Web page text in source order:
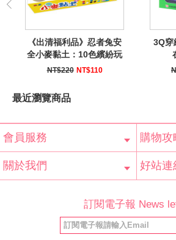
《出清福利品》忍者兔安
全小麥黏土：10色繽紛玩
樂組
NT$220 NT$110
3Q穿
最近瀏覽商品
會員服務
會員辨法
客服信箱
隱私條款
網站導覽
購物攻
常見
購物
訂單
關於我們 好站連
福利
絲專頁
訂閱電子報 News